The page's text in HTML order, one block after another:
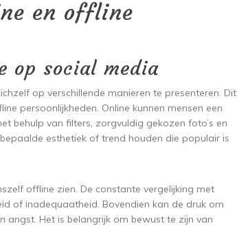
en offline
op social media
op verschillende manieren te presenteren. Dit
persoonlijkheden. Online kunnen mensen een
behulp van filters, zorgvuldig gekozen foto’s en
esthetiek of trend houden die populair is
offline zien. De constante vergelijking met
of inadequaatheid. Bovendien kan de druk om
Het is belangrijk om bewust te zijn van